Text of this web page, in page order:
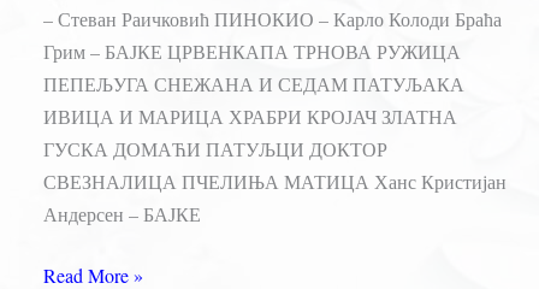
– Стеван Раичковић ПИНОКИО – Карло Колоди Браћа
Грим – БАЈКЕ ЦРВЕНКАПА ТРНОВА РУЖИЦА
ПЕПЕЉУГА СНЕЖАНА И СЕДАМ ПАТУЉАКА
ИВИЦА И МАРИЦА ХРАБРИ КРОЈАЧ ЗЛАТНА
ГУСКА ДОМАЋИ ПАТУЉЦИ ДОКТОР
СВЕЗНАЛИЦА ПЧЕЛИЊА МАТИЦА Ханс Кристијан
Андерсен – БАЈКЕ
БАЈКЕ
Read More »